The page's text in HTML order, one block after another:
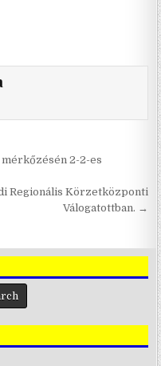
2-2-es
Regionális Körzetközponti
Válogatottban. →